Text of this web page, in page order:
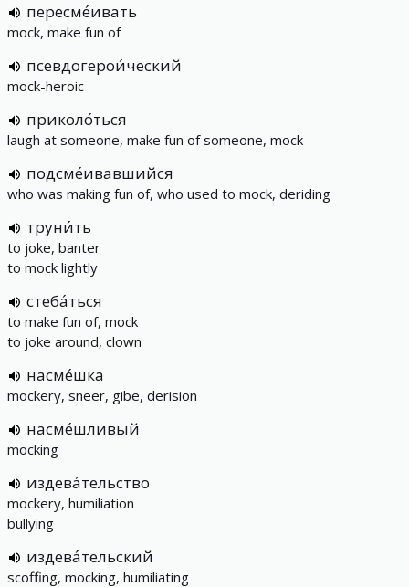
пересме́ивать
mock, make fun of
псевдогерои́ческий
mock-heroic
приколо́ться
laugh at someone, make fun of someone, mock
подсме́ивавшийся
who was making fun of, who used to mock, deriding
труни́ть
to joke, banter
to mock lightly
стеба́ться
to make fun of, mock
to joke around, clown
насме́шка
mockery, sneer, gibe, derision
насме́шливый
mocking
издева́тельство
mockery, humiliation
bullying
издева́тельский
scoffing, mocking, humiliating